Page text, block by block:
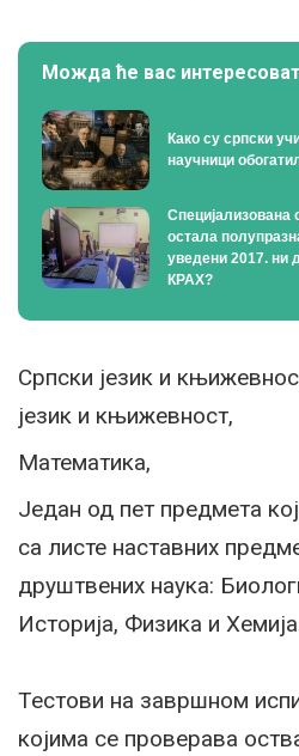
Можда ће вас
Како су српски
научници
остала
уведени 2017. ни
КРАХ?
Српски језик и
језик и књижевност,
Математика,
Један од пет предмета
са листе наставних
друштвених наука:
Историја, Физика и
Тестови на завршном
којима се проверава